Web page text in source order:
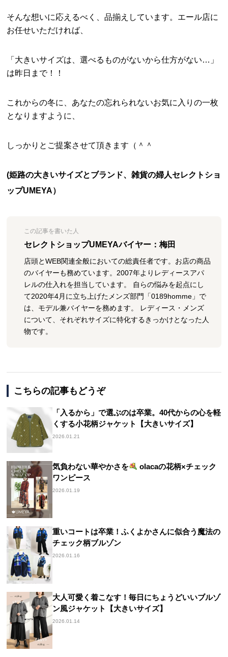
そんな想いに応えるべく、品揃えしています。エール店に
お任せいただければ、
「大きいサイズは、選べるものがないから仕方がない…」
は昨日まで！！
これからの冬に、あなたの忘れられないお気に入りの一枚
となりますように、
しっかりとご提案させて頂きます（＾＾
(姫路の大きいサイズとブランド、雑貨の婦人セレクトショ
ップUMEYA）
この記事を書いた人
セレクトショップUMEYAバイヤー：梅田
店頭とWEB関連全般においての総責任者です。お店の商品
のバイヤーも務めています。2007年よりレディースアパ
レルの仕入れを担当しています。 自らの悩みを起点にし
て2020年4月に立ち上げたメンズ部門「0189homme」で
は、モデル兼バイヤーを務めます。 レディース・メンズ
について、それぞれサイズに特化するきっかけとなった人
物です。
こちらの記事もどうぞ
「入るから」で選ぶのは卒業。40代からの心を軽
くする小花柄ジャケット【大きいサイズ】
2026.01.21
気負わない華やかさを
olacaの花柄×チェック
ワンピース
2026.01.19
重いコートは卒業！ふくよかさんに似合う魔法の
チェック柄ブルゾン
2026.01.16
大人可愛く着こなす！毎日にちょうどいいブルゾ
ン風ジャケット【大きいサイズ】
2026.01.14